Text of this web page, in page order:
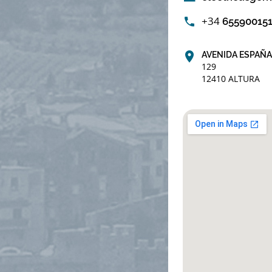
+34 655900151
AVENIDA ESPAÑA
129
12410 ALTURA